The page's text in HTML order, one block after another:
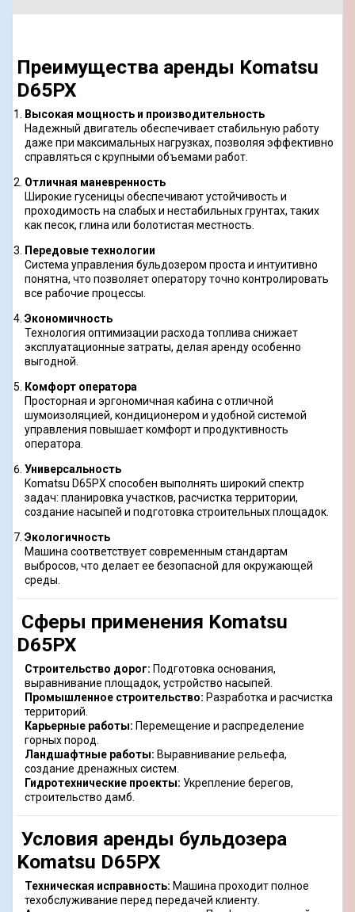
Преимущества аренды Komatsu
D65PX
Высокая мощность и производительность
Надежный двигатель обеспечивает стабильную работу
даже при максимальных нагрузках, позволяя эффективно
справляться с крупными объемами работ.
Отличная маневренность
Широкие гусеницы обеспечивают устойчивость и
проходимость на слабых и нестабильных грунтах, таких
как песок, глина или болотистая местность.
Передовые технологии
Система управления бульдозером проста и интуитивно
понятна, что позволяет оператору точно контролировать
все рабочие процессы.
Экономичность
Технология оптимизации расхода топлива снижает
эксплуатационные затраты, делая аренду особенно
выгодной.
Комфорт оператора
Просторная и эргономичная кабина с отличной
шумоизоляцией, кондиционером и удобной системой
управления повышает комфорт и продуктивность
оператора.
Универсальность
Komatsu D65PX способен выполнять широкий спектр
задач: планировка участков, расчистка территории,
создание насыпей и подготовка строительных площадок.
Экологичность
Машина соответствует современным стандартам
выбросов, что делает ее безопасной для окружающей
среды.
Сферы применения Komatsu
D65PX
Строительство дорог: Подготовка основания,
выравнивание площадок, устройство насыпей.
Промышленное строительство: Разработка и расчистка
территорий.
Карьерные работы: Перемещение и распределение
горных пород.
Ландшафтные работы: Выравнивание рельефа,
создание дренажных систем.
Гидротехнические проекты: Укрепление берегов,
строительство дамб.
Условия аренды бульдозера
Komatsu D65PX
Техническая исправность: Машина проходит полное
техобслуживание перед передачей клиенту.